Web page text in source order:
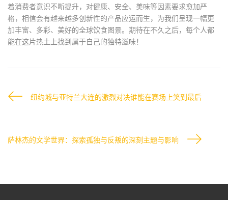
着消费者意识不断提升，对健康、安全、美味等因素要求愈加严
格，相信会有越来越多创新性的产品应运而生，为我们呈现一幅更
加丰富、多彩、美好的全球饮食图景。期待在不久之后，每个人都
能在这片热土上找到属于自己的独特滋味！
纽约城与亚特兰大连的激烈对决谁能在赛场上笑到最后
萨林杰的文学世界：探索孤独与反叛的深刻主题与影响